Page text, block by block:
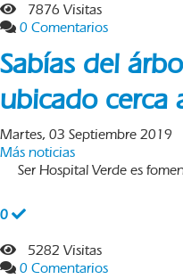
7876 Visitas
0 Comentarios
Sabías del
ubicado cerca
Martes, 03 Septiembre 2019
Más noticias
Ser Hospital Verde es
0
5282 Visitas
0 Comentarios